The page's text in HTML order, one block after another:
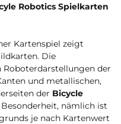
Robotics Spielkarten
Kartenspiel zeigt
Die
der
und metallischen,
der Bicycle
Besonderheit, nämlich ist
je nach Kartenwert